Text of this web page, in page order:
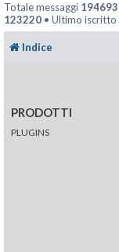
Totale messaggi 194693
123220 • Ultimo iscritto
Indice
PRODOTTI
PLUGINS